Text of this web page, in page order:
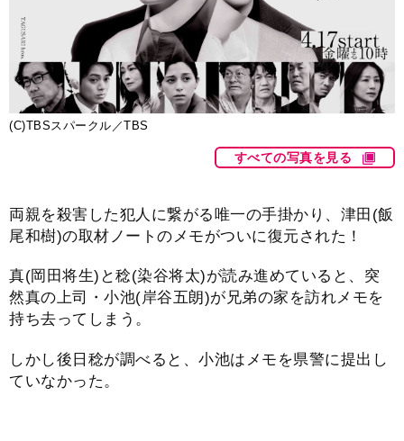
(C)TBSスパークル／TBS
すべての写真を見る
両親を殺害した犯人に繋がる唯一の手掛かり、津田(飯
尾和樹)の取材ノートのメモがついに復元された！
真(岡田将生)と稔(染谷将太)が読み進めていると、突
然真の上司・小池(岸谷五朗)が兄弟の家を訪れメモを
持ち去ってしまう。
しかし後日稔が調べると、小池はメモを県警に提出し
ていなかった。